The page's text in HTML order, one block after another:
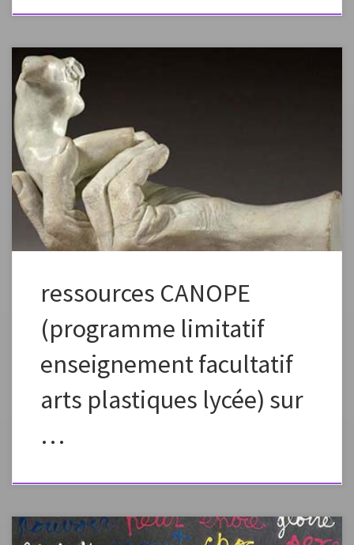
Synthèse multimédia rédigée par Olivier Deshayes. Ce sujet est inscrit
au programme de l’enseignement des arts plastiques, enseignement de
spécialité, série L, en classe de terminale. source de
l’article:https://www.reseau-canope.fr/outils-bacs/rodin.html voir
aussi: Rodin livret CanopeEn s’appuyant sur des œuvres, des
démarches et des processus significatifs de l’œuvre d’Auguste Rodin,
l’objectif est […]
ressources CANOPE
(programme limitatif
enseignement facultatif
arts plastiques lycée) sur
…